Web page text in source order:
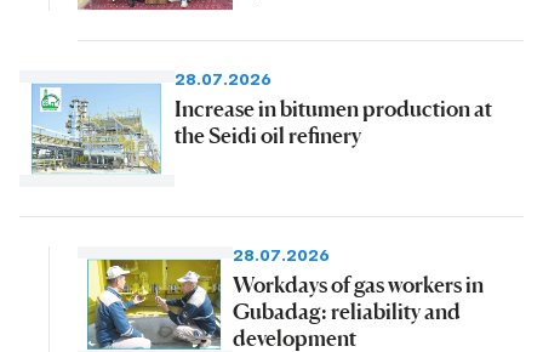
28.07.2026
Increase in bitumen production at
the Seidi oil refinery
28.07.2026
Workdays of gas workers in
Gubadag: reliability and
development